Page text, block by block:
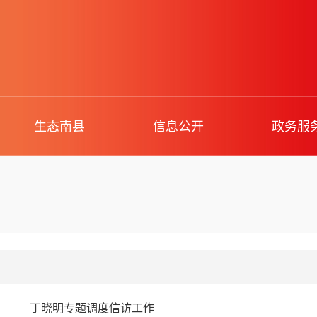
生态南县 信息公开 政务服
丁晓明专题调度信访工作